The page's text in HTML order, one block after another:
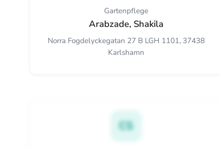
Gartenpflege
Arabzade, Shakila
Norra Fogdelyckegatan 27 B LGH 1101, 37438
Karlshamn
CS